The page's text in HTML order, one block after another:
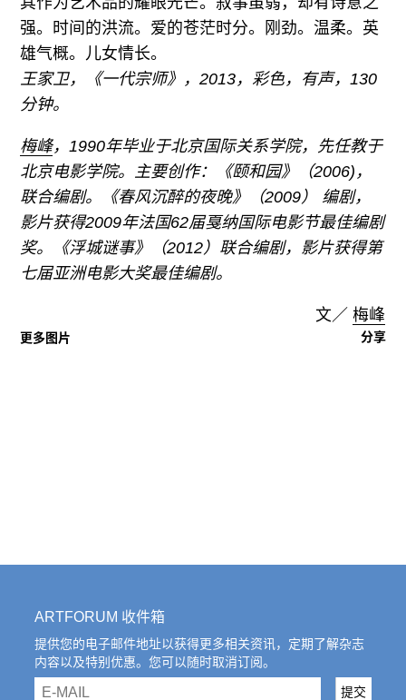
强。时间的洪流。爱的苍茫时分。刚劲。温柔。英
雄气概。儿女情长。
王家卫，《一代宗师》，2013，彩色，有声，130
分钟。
梅峰，1990年毕业于北京国际关系学院，先任教于
北京电影学院。主要创作：《颐和园》（2006)，
联合编剧。《春风沉醉的夜晚》（2009） 编剧，
影片获得2009年法国62届戛纳国际电影节最佳编剧
奖。《浮城谜事》（2012）联合编剧，影片获得第
七届亚洲电影大奖最佳编剧。
文／ 梅峰
更多图片 分享
ARTFORUM 收件箱
提供您的电子邮件地址以获得更多相关资讯，定期了解杂志
内容以及特别优惠。您可以随时取消订阅。
email 提交